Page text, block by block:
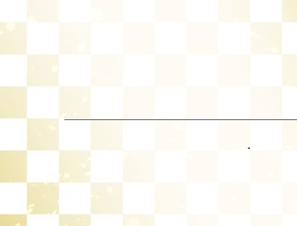
投